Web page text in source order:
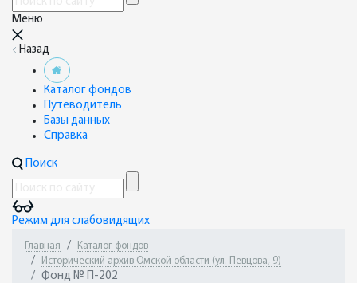
Меню
Назад
Каталог фондов
Путеводитель
Базы данных
Справка
Поиск
Режим для слабовидящих
Главная
Каталог фондов
Исторический архив Омской области (ул. Певцова, 9)
Фонд № П-202